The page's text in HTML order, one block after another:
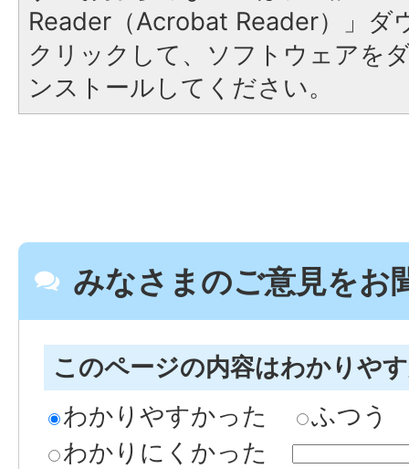
Reader（Acrobat Reader）」ダ
クリックして、ソフトウェアを
ンストールしてください。
みなさまのご意見をお
このページの内容はわかりや
わかりやすかった
ふつう
わかりにくかった